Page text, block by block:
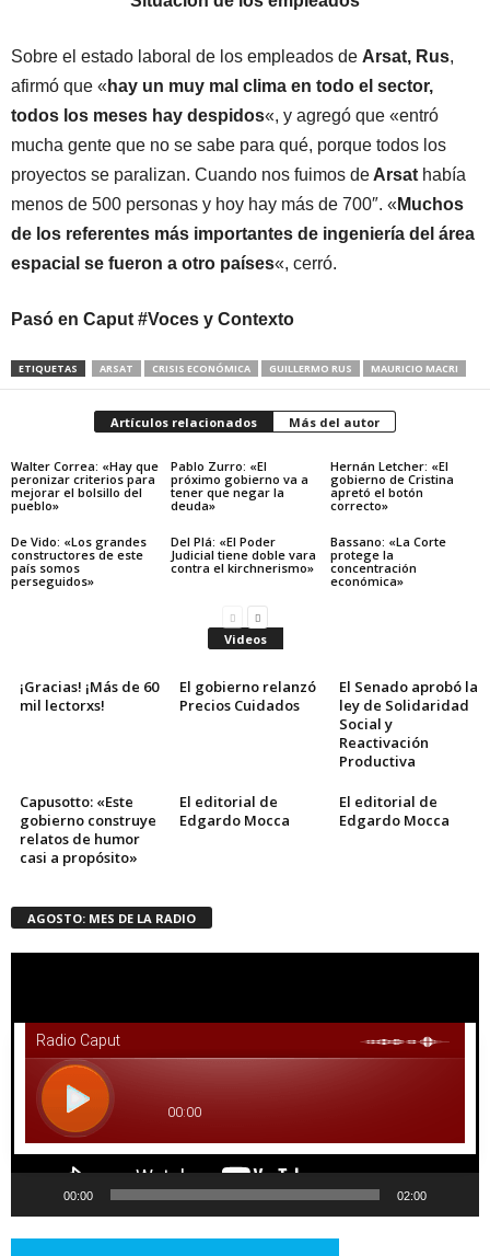
Sobre el estado laboral de los empleados de Arsat, Rus,
afirmó que « hay un muy mal clima en todo el sector,
todos los meses hay despidos«, y agregó que «entró
mucha gente que no se sabe para qué, porque todos los
proyectos se paralizan. Cuando nos fuimos de Arsat había
menos de 500 personas y hoy hay más de 700″. « Muchos
de los referentes más importantes de ingeniería del área
espacial se fueron a otro países«, cerró.
Pasó en Caput #Voces y Contexto
ETIQUETAS ARSAT CRISIS ECONÓMICA GUILLERMO RUS MAURICIO MACRI
Artículos relacionados Más del autor
Walter Correa: «Hay que
peronizar criterios para
mejorar el bolsillo del
pueblo»
Pablo Zurro: «El
próximo gobierno va a
tener que negar la
deuda»
Hernán Letcher: «El
gobierno de Cristina
apretó el botón
correcto»
De Vido: «Los grandes
constructores de este
país somos
perseguidos»
Del Plá: «El Poder
Judicial tiene doble vara
contra el kirchnerismo»
Bassano: «La Corte
protege la
concentración
económica»
Videos
¡Gracias! ¡Más de 60
mil lectorxs!
El gobierno relanzó
Precios Cuidados
El Senado aprobó la
ley de Solidaridad
Social y
Reactivación
Productiva
Capusotto: «Este
gobierno construye
relatos de humor
casi a propósito»
El editorial de
Edgardo Mocca
El editorial de
Edgardo Mocca
AGOSTO: MES DE LA RADIO
00:00 02:00